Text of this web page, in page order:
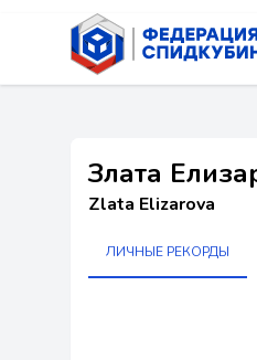
Злата
Zlata Elizarova
ЛИЧНЫЕ РЕКОРДЫ